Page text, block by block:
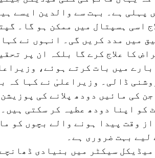
پہلی ہے۔ بہت سے والدین ایسے
اسی ہسپتال میں ممکن ہو گا۔
میں مدد کریں گی۔ انہوں نے
کا علاج کرے گا بلکہ ان پر
میں بات کرتے ہوئے،
ڈالی۔ وزیراعلیٰ نے کہا کہ
کی مائیں دودھ پلانے کی
کو اپنا دودھ عطیہ کر سکتی
وقت پیدا ہونے والے بچوں کو
لیے بہت ضروری ہے۔
سیکٹر میں بنیادی